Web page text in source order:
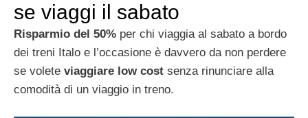
se viaggi il sabato
Risparmio del 50% per chi viaggia al sabato a bordo
dei treni Italo e l’occasione è davvero da non perdere
se volete viaggiare low cost senza rinunciare alla
comodità di un viaggio in treno.